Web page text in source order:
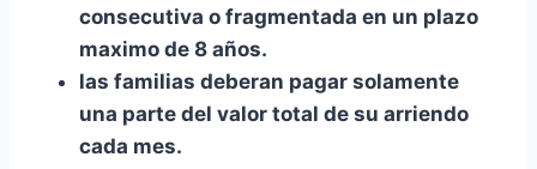
consecutiva o fragmentada en un plazo
maximo de 8 años.
las familias deberan pagar solamente
una parte del valor total de su arriendo
cada mes.